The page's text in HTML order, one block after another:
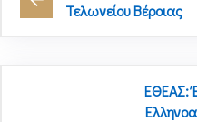
Τελωνείου Βέροιας
ΕΘΕΑΣ: